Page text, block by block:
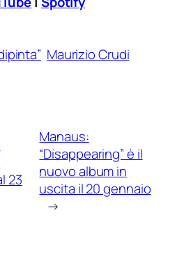
Maurizio Crudi
23
Manaus:
“Disappearing” è il
nuovo album in
uscita il 20 gennaio
→